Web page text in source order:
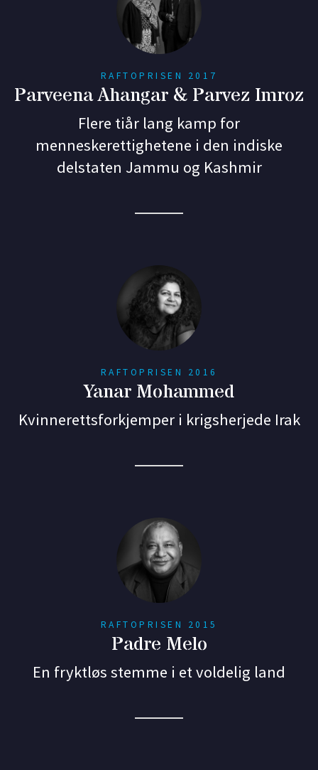
RAFTOPRISEN 2017
Parveena Ahangar & Parvez Imroz
Flere tiår lang kamp for
menneskerettighetene i den indiske
delstaten Jammu og Kashmir
RAFTOPRISEN 2016
Yanar Mohammed
Kvinnerettsforkjemper i krigsherjede Irak
RAFTOPRISEN 2015
Padre Melo
En fryktløs stemme i et voldelig land